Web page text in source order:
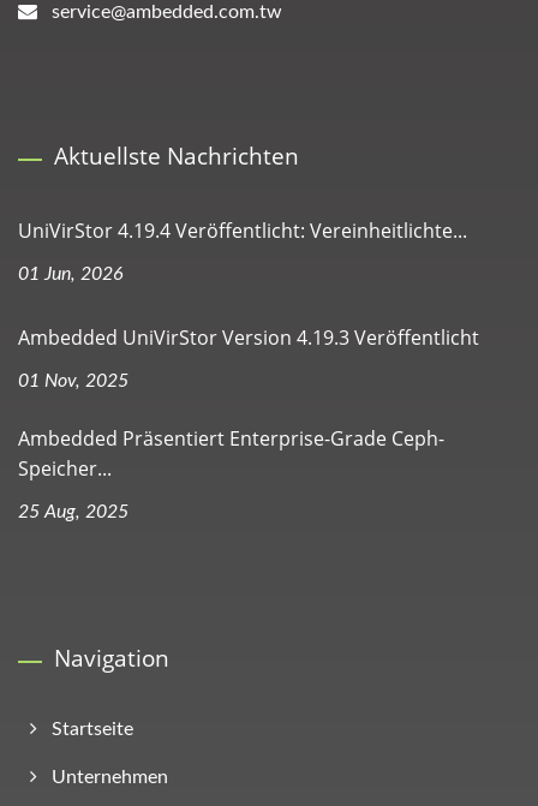
service@ambedded.com.tw
Aktuellste Nachrichten
UniVirStor 4.19.4 Veröffentlicht: Vereinheitlichte...
01 Jun, 2026
Ambedded UniVirStor Version 4.19.3 Veröffentlicht
01 Nov, 2025
Ambedded Präsentiert Enterprise-Grade Ceph-
Speicher...
25 Aug, 2025
Navigation
Startseite
Unternehmen